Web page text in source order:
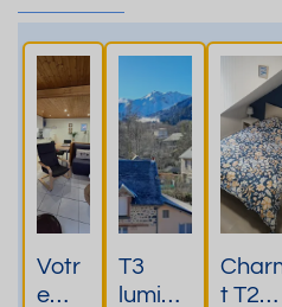
Votr
e
T3
lumine
t T2